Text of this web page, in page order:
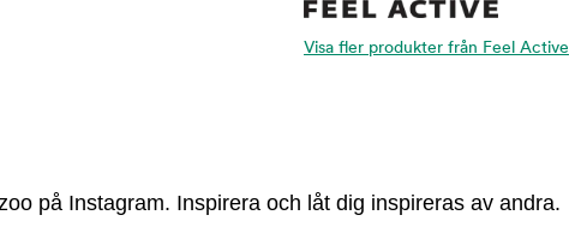
Visa fler produkter från Feel Active
på Instagram. Inspirera och låt dig inspireras av andra.